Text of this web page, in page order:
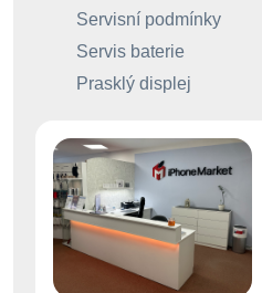
Servisní podmínky
Servis baterie
Prasklý displej